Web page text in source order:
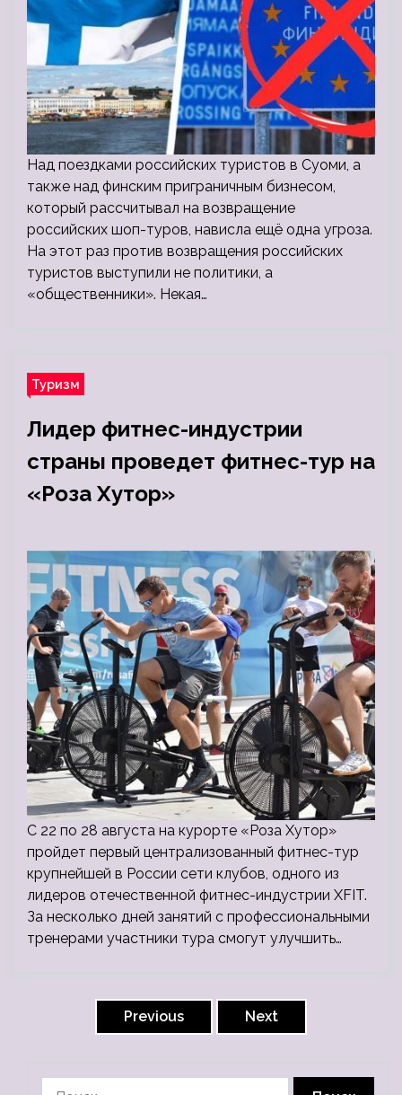
Над поездками российских туристов в Суоми, а
также над финским приграничным бизнесом,
который рассчитывал на возвращение
российских шоп-туров, нависла ещё одна угроза.
На этот раз против возвращения российских
туристов выступили не политики, а
«общественники». Некая…
Туризм
Лидер фитнес-индустрии
страны проведет фитнес-тур на
«Роза Хутор»
С 22 по 28 августа на курорте «Роза Хутор»
пройдет первый централизованный фитнес-тур
крупнейшей в России сети клубов, одного из
лидеров отечественной фитнес-индустрии XFIT.
За несколько дней занятий с профессиональными
тренерами участники тура смогут улучшить…
Previous Next